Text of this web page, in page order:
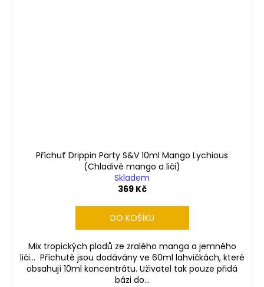
Příchuť Drippin Party S&V 10ml Mango Lychious
(Chladivé mango a liči)
Skladem
369 Kč
DO KOŠÍKU
Mix tropických plodů ze zralého manga a jemného
liči... Příchutě jsou dodávány ve 60ml lahvičkách, které
obsahují 10ml koncentrátu. Uživatel tak pouze přidá
bázi do...